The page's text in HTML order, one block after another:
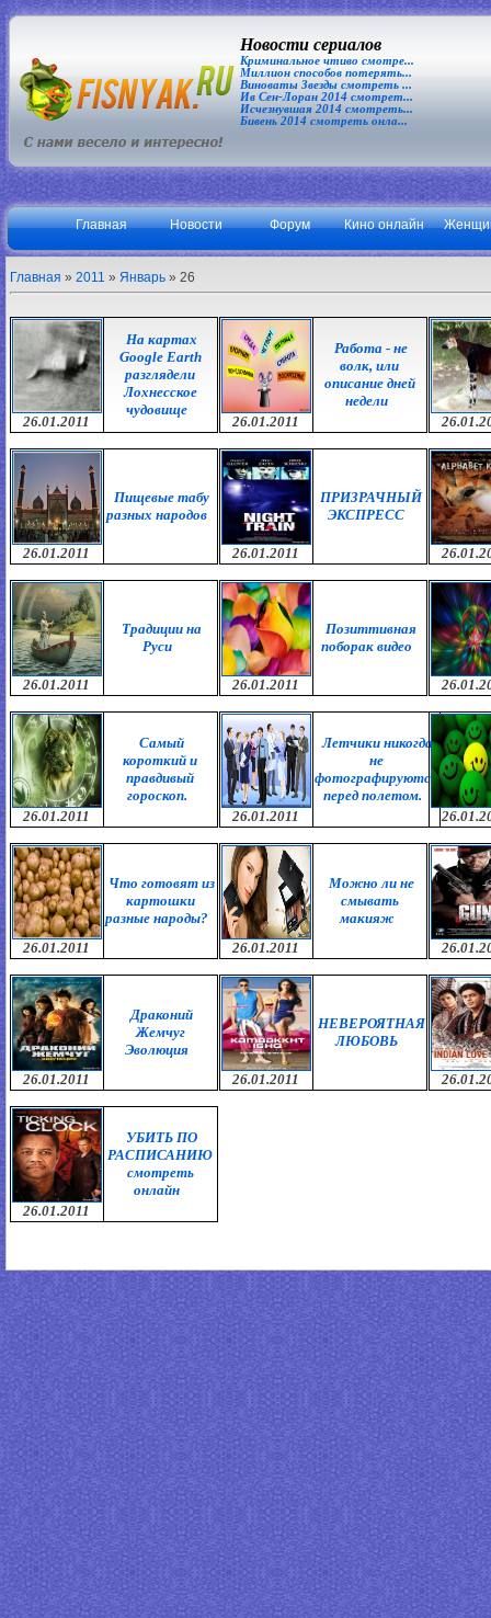
Новости сериалов
Криминальное чтиво смотре...
Миллион способов потерять...
Виноваты Звезды смотреть ...
Ив Сен-Лоран 2014 смотрет...
Исчезнувшая 2014 смотреть...
Бивень 2014 смотреть онла...
Главная Новости Форум Кино онлайн
Главная » 2011 » Январь » 26
26.01.2011
На картах
Google Earth
разглядели
Лохнесское
чудовище
26.01.2011
Работа - не
волк, или
описание дней
недели
26.01.2011
Пищевые табу
разных народов
26.01.2011
ПРИЗРАЧНЫЙ
ЭКСПРЕСС
26.01.2011
Традиции на
Руси
26.01.2011
Позиттивная
поборак видео
26.01.2011
Самый
короткий и
правдивый
гороскоп.
26.01.2011
Летчики никогда
не
фотографируются
перед полетом.
26.01.2011
Что готовят из
картошки
разные народы?
26.01.2011
Можно ли не
смывать
макияж
26.01.2011
Драконий
Жемчуг
Эволюция
26.01.2011
НЕВЕРОЯТНАЯ
ЛЮБОВЬ
26.01.2011
УБИТЬ ПО
РАСПИСАНИЮ
смотреть
онлайн